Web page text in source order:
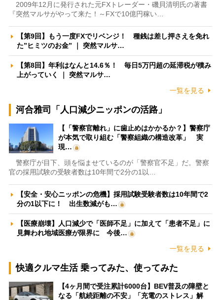
2009年12月に発行された元FXトレーダー・磯貝清明氏の著書
『突然マルサがやって来た！～FXで10億円稼い…
【第9回】もう一度FXでリベンジ！ 種銭は差し押さえを免れ
た”ヒミツのお金” ｜ 突然マルサ…
【第8回】年利はなんと14.6％！ 毎日5万円超の延滞税が積み
上がっていく ｜ 突然マルサ…
一覧を見る
河合雅司「人口減少ニッポンの活路」
【「警察官離れ」に歯止めはかかるか？】警察庁
が本気で取り組む「警察組織の構造改革」 実
現…
警察庁が目下、頭を悩ませているのが「警察官不足」だ。警察
官の採用試験の受験者数は10年間で2分の1以…
【安全・安心ニッポンの危機】採用試験受験者数は10年間で2
分の1以下に！ 出生数減がも…
【医療崩壊】人口減少で「医師不足」に加えて「患者不足」に
見舞われ地域医療が限界に 今後…
一覧を見る
快適クルマ生活 乗ってみた、使ってみた
【4ヶ月間で受注累計6000台】BEV普及の障壁と
なる「航続距離の不安」「充電のストレス」解